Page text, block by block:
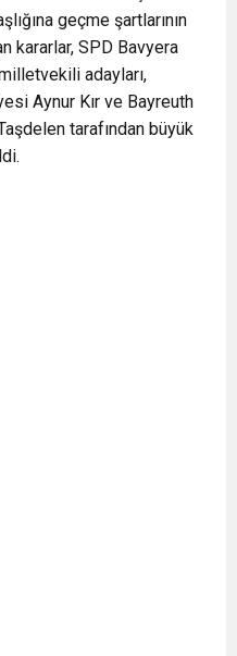
geçme şartlarının
kararlar, SPD Bavyera
adayları,
Aynur Kır ve Bayreuth
tarafından büyük